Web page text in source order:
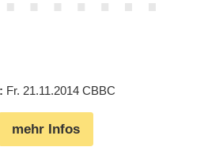
Fr. 21.11.2014 CBBC
mehr Infos